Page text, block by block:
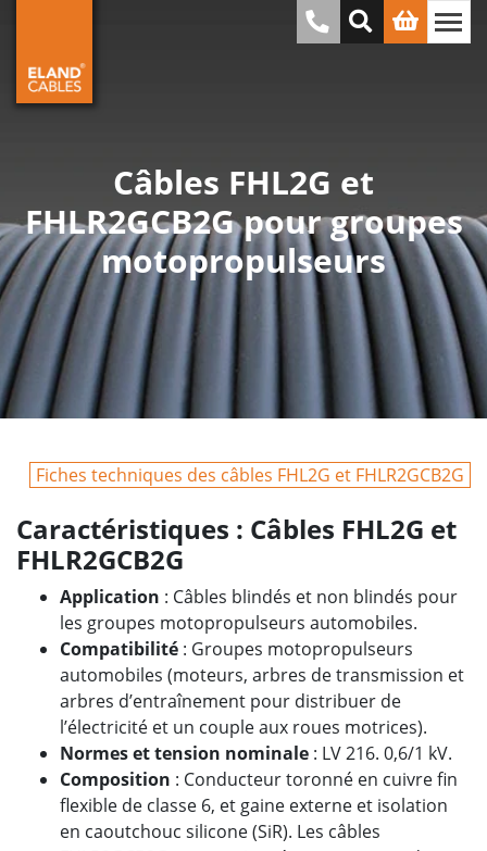
Câbles FHL2G et
FHLR2GCB2G pour groupes
motopropulseurs
Fiches techniques des câbles FHL2G et FHLR2GCB2G
Caractéristiques : Câbles FHL2G et
FHLR2GCB2G
Application : Câbles blindés et non blindés pour
les groupes motopropulseurs automobiles.
Compatibilité : Groupes motopropulseurs
automobiles (moteurs, arbres de transmission et
arbres d’entraînement pour distribuer de
l’électricité et un couple aux roues motrices).
Normes et tension nominale : LV 216. 0,6/1 kV.
Composition : Conducteur toronné en cuivre fin
flexible de classe 6, et gaine externe et isolation
en caoutchouc silicone (SiR). Les câbles